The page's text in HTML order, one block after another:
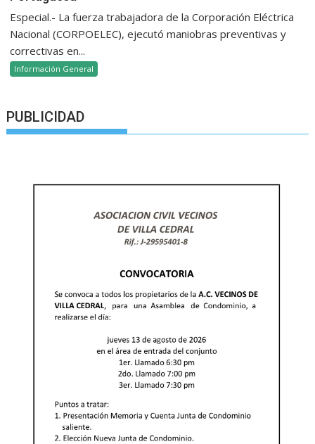
Especial.- La fuerza trabajadora de la Corporación Eléctrica
Nacional (CORPOELEC), ejecutó maniobras preventivas y
correctivas en...
Información General
PUBLICIDAD